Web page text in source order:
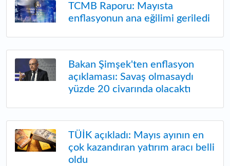
TCMB Raporu: Mayısta
enflasyonun ana eğilimi geriledi
Bakan Şimşek'ten enflasyon
açıklaması: Savaş olmasaydı
yüzde 20 civarında olacaktı
TÜİK açıkladı: Mayıs ayının en
çok kazandıran yatırım aracı belli
oldu